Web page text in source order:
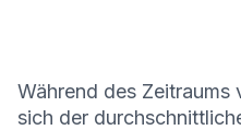
Während des
sich der